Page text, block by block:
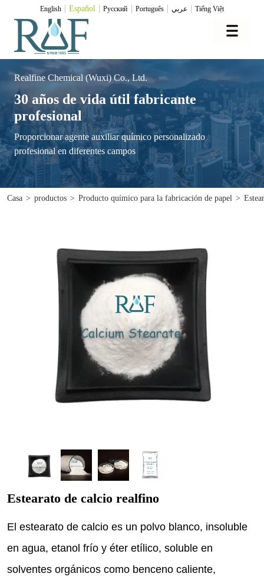
English Español Pусский Português عربي Tiếng Việt
Realfine Chemical (Wuxi) Co., Ltd.
30 años de vida útil fabricante
profesional
Proporcionar agente auxiliar químico personalizado
profesional en diferentes campos
Casa > productos > Producto químico para la fabricación de papel >
Estearato de calcio realfino